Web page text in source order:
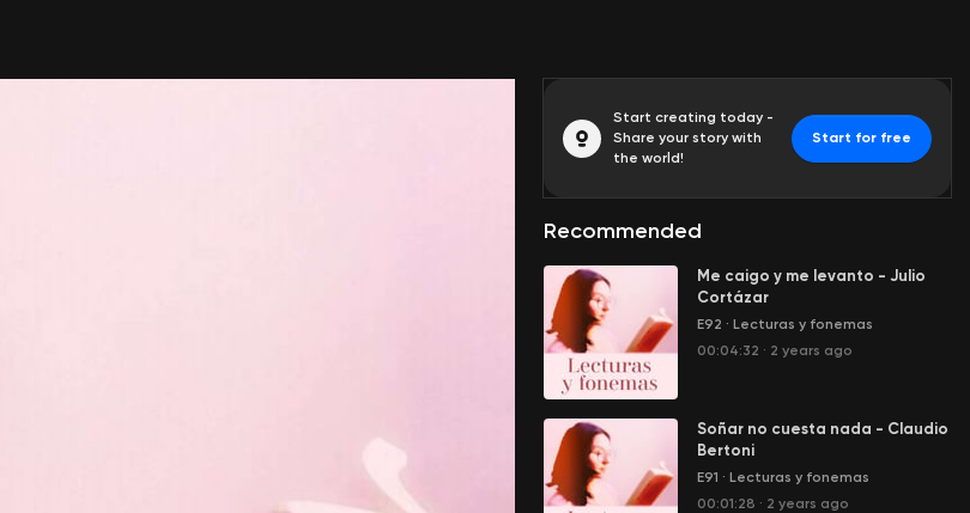
Start creating today -
Share your story with
the world!
Start for free
Recommended
Me caigo y me levanto - Julio
Cortázar
E92 · Lecturas y fonemas
00:04:32 · 2 years ago
Soñar no cuesta nada - Claudio
Bertoni
E91 · Lecturas y fonemas
00:01:28 · 2 years ago